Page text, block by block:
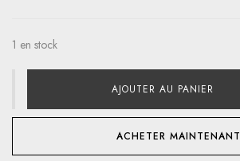
1 en stock
AJOUTER AU PANIER
ACHETER MAINTENANT